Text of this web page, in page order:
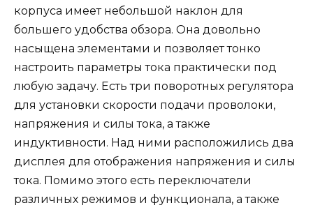
корпуса имеет небольшой наклон для
большего удобства обзора. Она довольно
насыщена элементами и позволяет тонко
настроить параметры тока практически под
любую задачу. Есть три поворотных регулятора
для установки скорости подачи проволоки,
напряжения и силы тока, а также
индуктивности. Над ними расположились два
дисплея для отображения напряжения и силы
тока. Помимо этого есть переключатели
различных режимов и функционала, а также